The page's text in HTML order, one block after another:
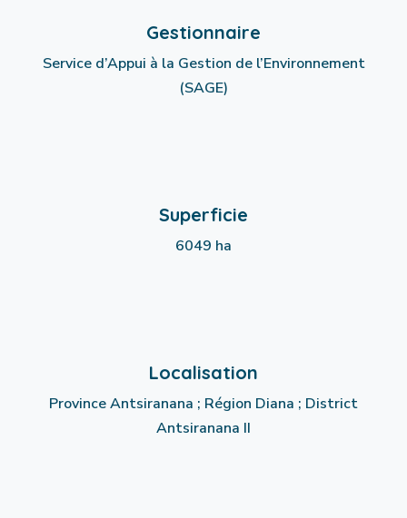
Gestionnaire
Service d’Appui à la Gestion de l’Environnement
(SAGE)
Superficie
6049 ha
Localisation
Province Antsiranana ; Région Diana ; District
Antsiranana II